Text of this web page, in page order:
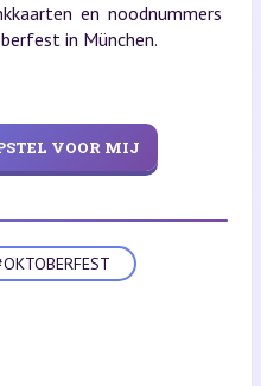
en noodnummers
in München.
VOOR MIJ